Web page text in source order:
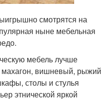
смотрятся на
ныне мебельная
мебель лучше
махагон, вишневый, рыжий
столы и стулья
этнической яркой